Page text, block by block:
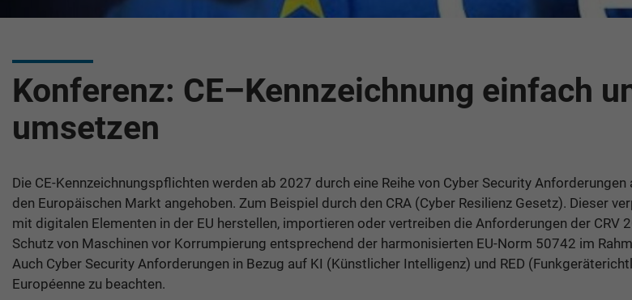
Konferenz: CE–Kennzeichnung einfach
umsetzen
Die CE-Kennzeichnungspflichten werden ab 2027 durch eine Reihe von Cyber Security
den Europäischen Markt angehoben. Zum Beispiel durch den CRA (Cyber Resilienz Gesetz). Dieser
mit digitalen Elementen in der EU herstellen, importieren oder vertreiben die Anforderungen der
Schutz von Maschinen vor Korrumpierung entsprechend der harmonisierten EU-Norm 50742 im
Auch Cyber Security Anforderungen in Bezug auf KI (Künstlicher Intelligenz) und RED
Européenne zu beachten.